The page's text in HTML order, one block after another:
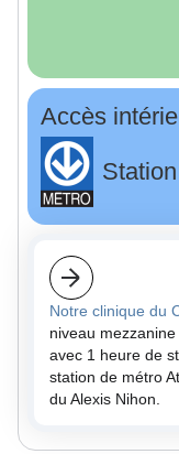
Accès
Notre clinique du
niveau
avec 1 heure de
station de métro
du Alexis Nihon.